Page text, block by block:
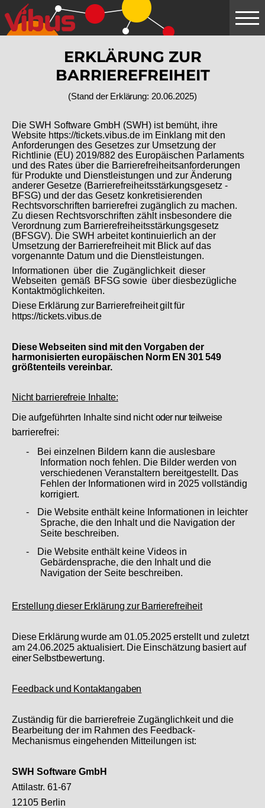
Springe
zum
Hauptinhalt
ERKLÄRUNG ZUR
BARRIEREFREIHEIT